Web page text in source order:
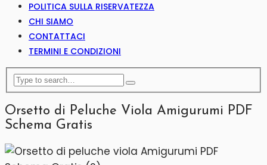
POLITICA SULLA RISERVATEZZA
CHI SIAMO
CONTATTACI
TERMINI E CONDIZIONI
Orsetto di Peluche Viola Amigurumi PDF
Schema Gratis